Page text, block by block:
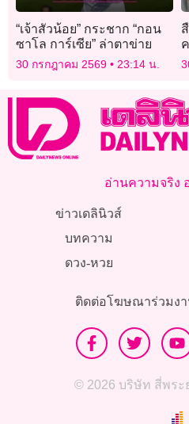
“เจ้าสัวน้อย” กระชาก “กอน
ซาโล การ์เซีย” ล่าตาข่าย
30 กรกฎาคม 2569 23:14 น.
อ่านความจริง
ข่าวเดลินิวส์
บทความ
ดวง-หวย
ติดต่อโฆษณาร่วมง
© 2026 บริษัท สี่พร